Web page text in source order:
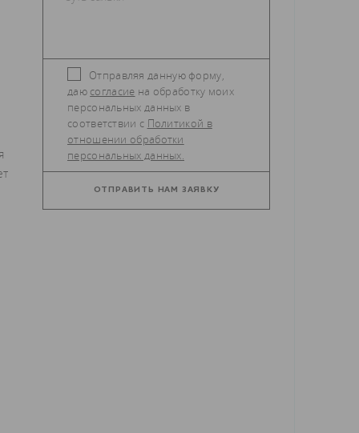
Отправляя данную форму,
даю согласие
персональных данных в
соответствии с Политикой в
отношении обработки
персональных данных.